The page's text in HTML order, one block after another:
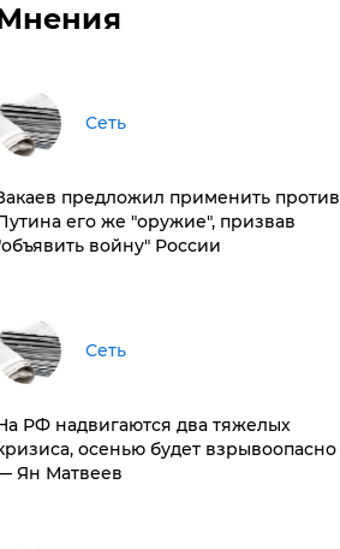
Сеть
предложил применить против
его же "оружие", призвав
войну" России
Сеть
РФ надвигаются два тяжелых
осенью будет взрывоопасно
Ян Матвеев